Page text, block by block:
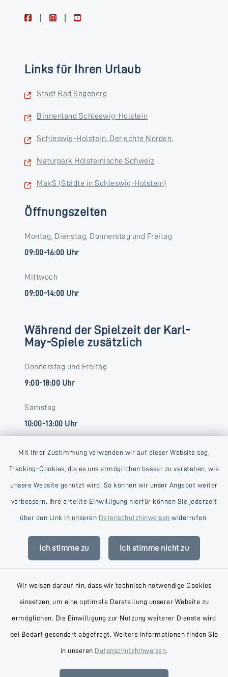
Mit Ihrer Zustimmung verwenden wir auf dieser Website sog.
Tracking-Cookies, die es uns ermöglichen besser zu verstehen, wie
unsere Website genutzt wird. So können wir unser Angebot weiter
verbessern. Ihre erteilte Einwilligung hierfür können Sie jederzeit
über den Link in unseren Datenschutzhinweisen widerrufen.
Ich stimme zu Ich stimme nicht zu
Wir weisen darauf hin, dass wir technisch notwendige Cookies
einsetzen, um eine optimale Darstellung unserer Website zu
ermöglichen. Die Einwilligung zur Nutzung weiterer Dienste wird
bei Bedarf gesondert abgefragt. Weitere Informationen finden Sie
in unseren Datenschutzhinweisen.
facebookinstagramyoutube
Links für Ihren Urlaub
Stadt Bad Segeberg
Binnenland Schleswig-Holstein
Schleswig-Holstein. Der echte Norden.
Naturpark Holsteinische Schweiz
MakS (Städte in Schleswig-Holstein)
Öffnungszeiten
Montag, Dienstag, Donnerstag und Freitag
09:00-16:00 Uhr
Mittwoch
09:00-14:00 Uhr
Während der Spielzeit der Karl-
May-Spiele zusätzlich
Donnerstag und Freitag
9:00-18:00 Uhr
Samstag
10:00-13:00 Uhr
Kontakt
Datenschutz
Impressum
Sitemap